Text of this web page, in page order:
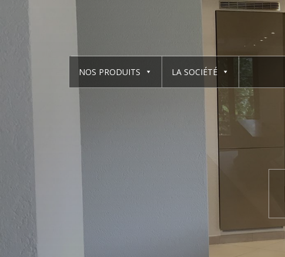
NOS PRODUITS LA SOCIÉTÉ